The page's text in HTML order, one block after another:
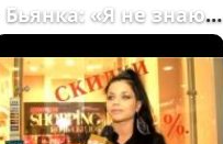
Бьянка: «Я не знаю...»